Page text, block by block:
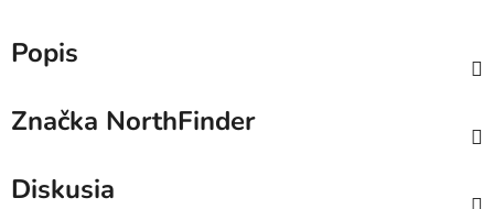
Popis
Značka NorthFinder
Diskusia